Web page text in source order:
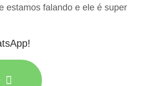
estamos falando e ele é super